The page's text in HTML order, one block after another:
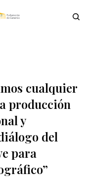
cualquier
producción
y
del
para